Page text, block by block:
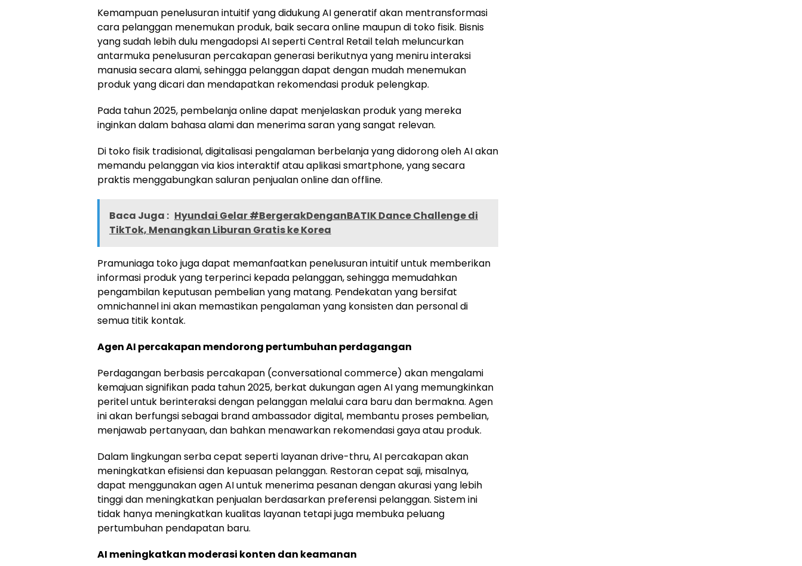
Kemampuan penelusuran intuitif yang didukung AI generatif akan mentransformasi
cara pelanggan menemukan produk, baik secara online maupun di toko fisik. Bisnis
yang sudah lebih dulu mengadopsi AI seperti Central Retail telah meluncurkan
antarmuka penelusuran percakapan generasi berikutnya yang meniru interaksi
manusia secara alami, sehingga pelanggan dapat dengan mudah menemukan
produk yang dicari dan mendapatkan rekomendasi produk pelengkap.
Pada tahun 2025, pembelanja online dapat menjelaskan produk yang mereka
inginkan dalam bahasa alami dan menerima saran yang sangat relevan.
Di toko fisik tradisional, digitalisasi pengalaman berbelanja yang didorong oleh AI akan
memandu pelanggan via kios interaktif atau aplikasi smartphone, yang secara
praktis menggabungkan saluran penjualan online dan offline.
Baca Juga : Hyundai Gelar #BergerakDenganBATIK Dance Challenge di
TikTok, Menangkan Liburan Gratis ke Korea
Pramuniaga toko juga dapat memanfaatkan penelusuran intuitif untuk memberikan
informasi produk yang terperinci kepada pelanggan, sehingga memudahkan
pengambilan keputusan pembelian yang matang. Pendekatan yang bersifat
omnichannel ini akan memastikan pengalaman yang konsisten dan personal di
semua titik kontak.
Agen AI percakapan mendorong pertumbuhan perdagangan
Perdagangan berbasis percakapan (conversational commerce) akan mengalami
kemajuan signifikan pada tahun 2025, berkat dukungan agen AI yang memungkinkan
peritel untuk berinteraksi dengan pelanggan melalui cara baru dan bermakna. Agen
ini akan berfungsi sebagai brand ambassador digital, membantu proses pembelian,
menjawab pertanyaan, dan bahkan menawarkan rekomendasi gaya atau produk.
Dalam lingkungan serba cepat seperti layanan drive-thru, AI percakapan akan
meningkatkan efisiensi dan kepuasan pelanggan. Restoran cepat saji, misalnya,
dapat menggunakan agen AI untuk menerima pesanan dengan akurasi yang lebih
tinggi dan meningkatkan penjualan berdasarkan preferensi pelanggan. Sistem ini
tidak hanya meningkatkan kualitas layanan tetapi juga membuka peluang
pertumbuhan pendapatan baru.
AI meningkatkan moderasi konten dan keamanan